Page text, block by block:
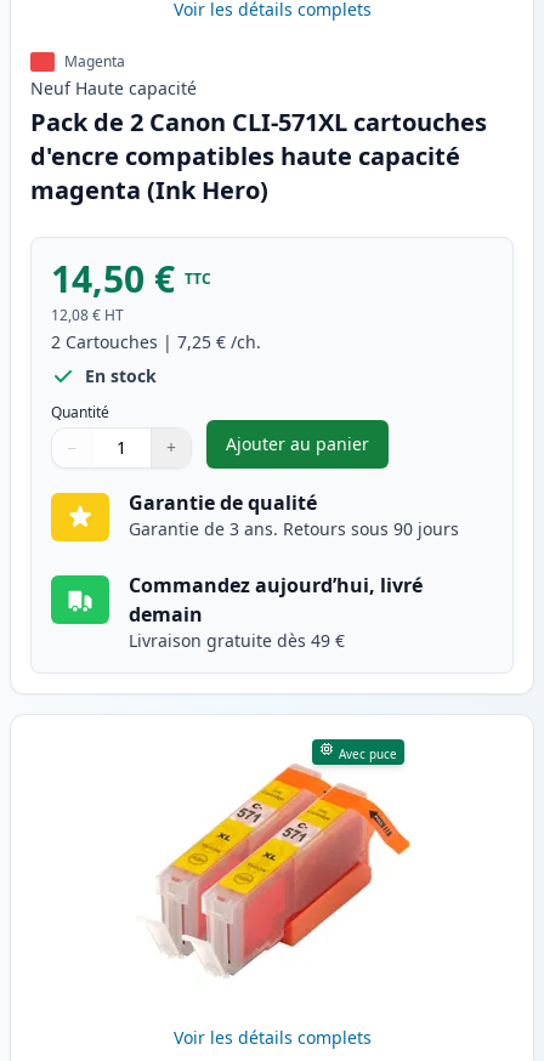
Voir les détails complets
Magenta
Neuf Haute capacité
Pack de 2 Canon CLI-571XL cartouches
d'encre compatibles haute capacité
magenta (Ink Hero)
14,50 € TTC
12,08 € HT
2 Cartouches | 7,25 € /ch.
En stock
Quantité
Quantité
Utilisez les boutons pour ajuster
− +
Quantité
Ajouter au panier
,Pack de 2 Canon CLI-571XL
Garantie de qualité
Garantie de 3 ans. Retours sous 90 jours
Commandez aujourd’hui, livré
demain
Livraison gratuite dès 49 €
Avec puce
Voir les détails complets